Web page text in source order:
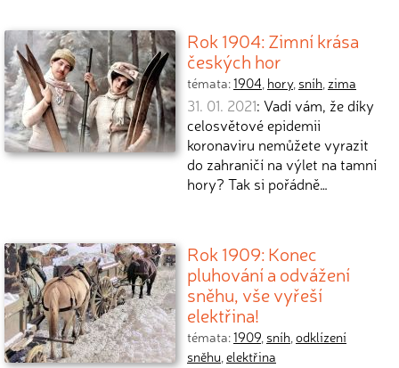
Rok 1904: Zimní krása
českých hor
témata:1904, hory, sníh, zima
31. 01. 2021: Vadí vám, že díky
celosvětové epidemii
koronaviru nemůžete vyrazit
do zahraničí na výlet na tamní
hory? Tak si pořádně…
Rok 1909: Konec
pluhování a odvážení
sněhu, vše vyřeší
elektřina!
témata:1909, sníh,odklízení
sněhu,elektřina